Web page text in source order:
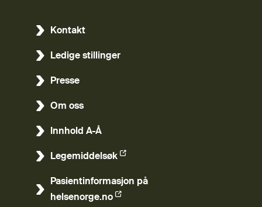
Kontakt
Ledige stillinger
Presse
Om oss
Innhold A-Å
Legemiddelsøk
(Ekstern lenke)
Pasientinformasjon på
helsenorge.no
(Ekstern lenke)